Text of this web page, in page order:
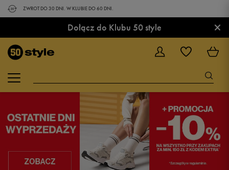
ZWROT DO 30 DNI. W KLUBIE DO 60 DNI.
Dołącz do Klubu 50 style ×